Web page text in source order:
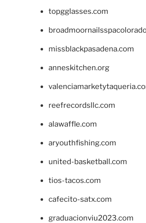
topgglasses.com
missblackpasadena.com
anneskitchen.org
reefrecordsllc.com
alawaffle.com
aryouthfishing.com
united-basketball.com
tios-tacos.com
cafecito-satx.com
graduacionviu2023.com